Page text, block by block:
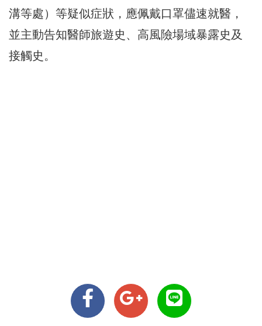
溝等處）等疑似症狀，應佩戴口罩儘速就醫，
並主動告知醫師旅遊史、高風險場域暴露史及
接觸史。